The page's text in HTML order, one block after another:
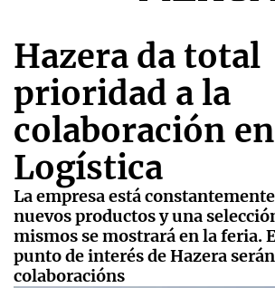
Hazera da total
prioridad a la
colaboración
Logística
La empresa está
nuevos productos y una
mismos se mostrará en la feria.
punto de interés de Hazera
colaboracións